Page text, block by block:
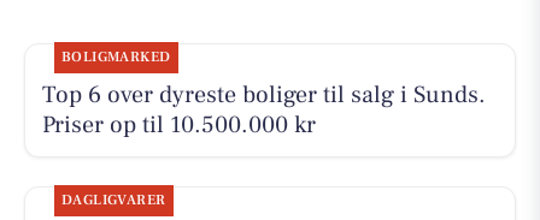
BOLIGMARKED
Top 6 over dyreste boliger til salg i Sunds.
Priser op til 10.500.000 kr
DAGLIGVARER